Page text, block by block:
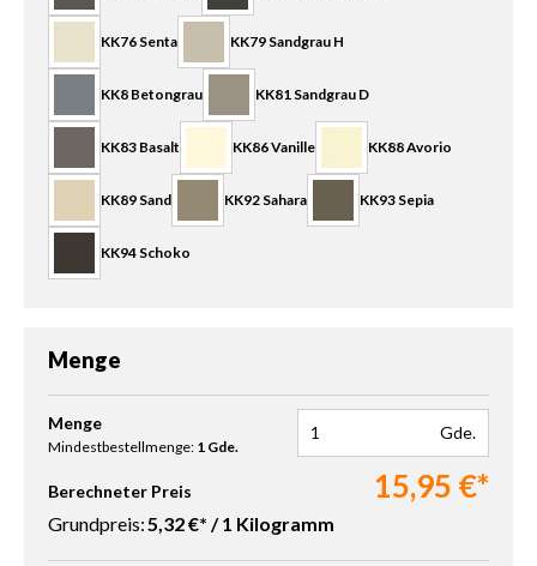
KK76 Senta KK79 Sandgrau H
KK8 Betongrau KK81 Sandgrau D
KK83 Basalt KK86 Vanille KK88 Avorio
KK89 Sand KK92 Sahara KK93 Sepia
KK94 Schoko
Menge
Produkt Anzahl: Gib den gewünschten Wert ein oder benutze
Menge
Mindestbestellmenge: 1 Gde.
Gde.
Berechneter Preis 15,95 €*
Grundpreis:5,32 €* / 1 Kilogramm